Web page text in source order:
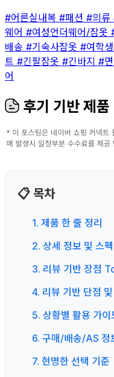
#어른실내복 #패션 #의류
웨어 #여성언더웨어/잠옷
배송 #기숙사잠옷 #여학
트 #긴팔잠옷 #긴바지 #면
어
후기 기반 제품
📋 목차
1. 제품 한 줄 정리
2. 상세 정보 및 스
3. 리뷰 기반 장점
4. 리뷰 기반 단점
5. 상황별 활용 가이
6. 구매/배송/AS 정
7. 현명한 선택 기준